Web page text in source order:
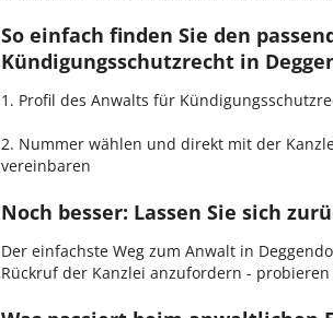
So einfach finden Sie den
Kündigungsschutzrecht in
1. Profil des Anwalts für
2. Nummer wählen und direkt mit der
vereinbaren
Noch besser: Lassen Sie sich
Der einfachste Weg zum Anwalt in
Rückruf der Kanzlei anzufordern - probieren